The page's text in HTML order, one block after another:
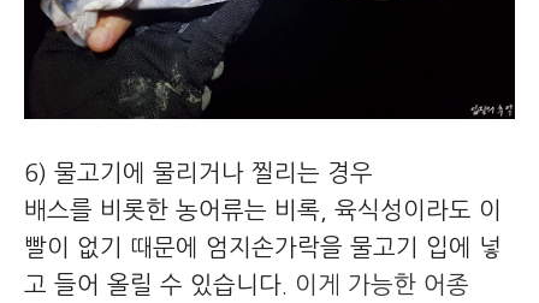
6) 물고기에 물리거나 찔리는 경우
배스를 비롯한 농어류는 비록, 육식성이라도 이
빨이 없기 때문에 엄지손가락을 물고기 입에 넣
고 들어 올릴 수 있습니다.
이게 가능한 어종